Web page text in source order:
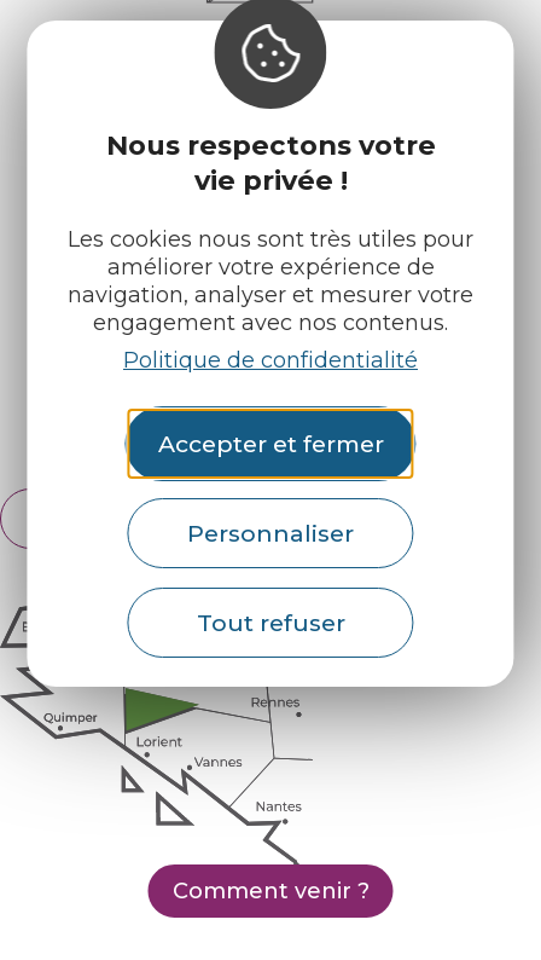
Nous respectons votre
vie privée !
Les cookies nous sont très utiles pour
améliorer votre expérience de
navigation, analyser et mesurer votre
engagement avec nos contenus.
Politique de confidentialité
Accepter et fermer
Personnaliser
Tout refuser
Infos pratiques
Nos accueils
Nos brochures
Météo
Retrouvez-nous sur :
Espace pro Partenaires
Français
English
Comment venir ?